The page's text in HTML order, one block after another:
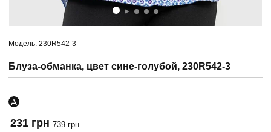
Модель: 230R542-3
Блуза-обманка, цвет сине-голубой, 230R542-3
231 грн 739 грн